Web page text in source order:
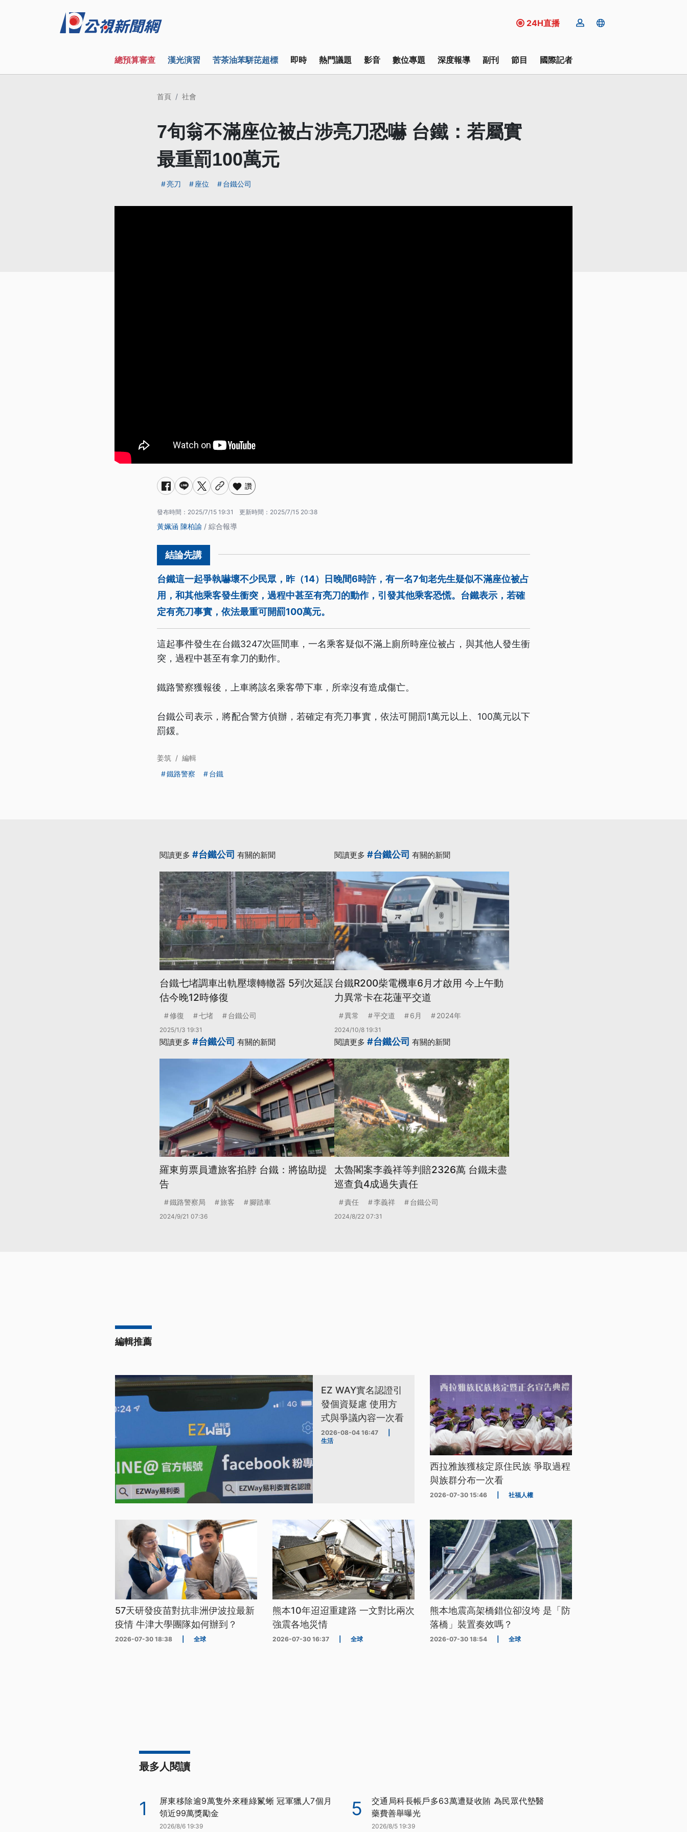
24H直播
總預算審查 漢光演習 苦茶油苯駢芘超標 即時 熱門議題 影音 數位專題 深度報導 副刊 節目 國際記者
首頁 社會
7旬翁不滿座位被占涉亮刀恐嚇 台鐵：若屬實
最重罰100萬元
亮刀 座位 台鐵公司
讚
發布時間： 2025/7/15 19:31 更新時間： 2025/7/15 20:38
黃姵涵 陳柏諭 / 綜合報導
台鐵這一起爭執嚇壞不少民眾，昨（14）日晚間6時許，有一名7旬老先生疑似不滿座位被占
用，和其他乘客發生衝突，過程中甚至有亮刀的動作，引發其他乘客恐慌。台鐵表示，若確
定有亮刀事實，依法最重可開罰100萬元。
這起事件發生在台鐵3247次區間車，一名乘客疑似不滿上廁所時座位被占，與其他人發生衝
突，過程中甚至有拿刀的動作。
鐵路警察獲報後，上車將該名乘客帶下車，所幸沒有造成傷亡。
台鐵公司表示，將配合警方偵辦，若確定有亮刀事實，依法可開罰1萬元以上、100萬元以下
罰鍰。
姜筑 / 編輯
鐵路警察
台鐵
閱讀更多 #台鐵公司 有關的新聞
台鐵七堵調車出軌壓壞轉轍器 5列次延誤
估今晚12時修復
修復 七堵 台鐵公司
2025/1/3 19:31
閱讀更多 #台鐵公司 有關的新聞
台鐵R200柴電機車6月才啟用 今上午動
力異常卡在花蓮平交道
異常 平交道 6月 2024年
2024/10/8 19:31
閱讀更多 #台鐵公司 有關的新聞
羅東剪票員遭旅客掐脖 台鐵：將協助提
告
鐵路警察局 旅客 腳踏車
2024/9/21 07:36
閱讀更多 #台鐵公司 有關的新聞
太魯閣案李義祥等判賠2326萬 台鐵未盡
巡查負4成過失責任
責任 李義祥 台鐵公司
2024/8/22 07:31
編輯推薦
EZ WAY實名認證引
發個資疑慮 使用方
式與爭議內容一次看
2026-08-04 16:47
生活
西拉雅族獲核定原住民族 爭取過程
與族群分布一次看
2026-07-30 15:46 社福人權
57天研發疫苗對抗非洲伊波拉最新
疫情 牛津大學團隊如何辦到？
2026-07-30 18:38 全球
熊本10年迢迢重建路 一文對比兩次
強震各地災情
2026-07-30 16:37 全球
熊本地震高架橋錯位卻沒垮 是「防
落橋」裝置奏效嗎？
2026-07-30 18:54 全球
最多人閱讀
1
屏東移除逾9萬隻外來種綠鬣蜥 冠軍獵人7個月
領近99萬獎勵金
2026/8/6 19:39
5
交通局科長帳戶多63萬遭疑收賄 為民眾代墊醫
藥費善舉曝光
2026/8/5 19:39